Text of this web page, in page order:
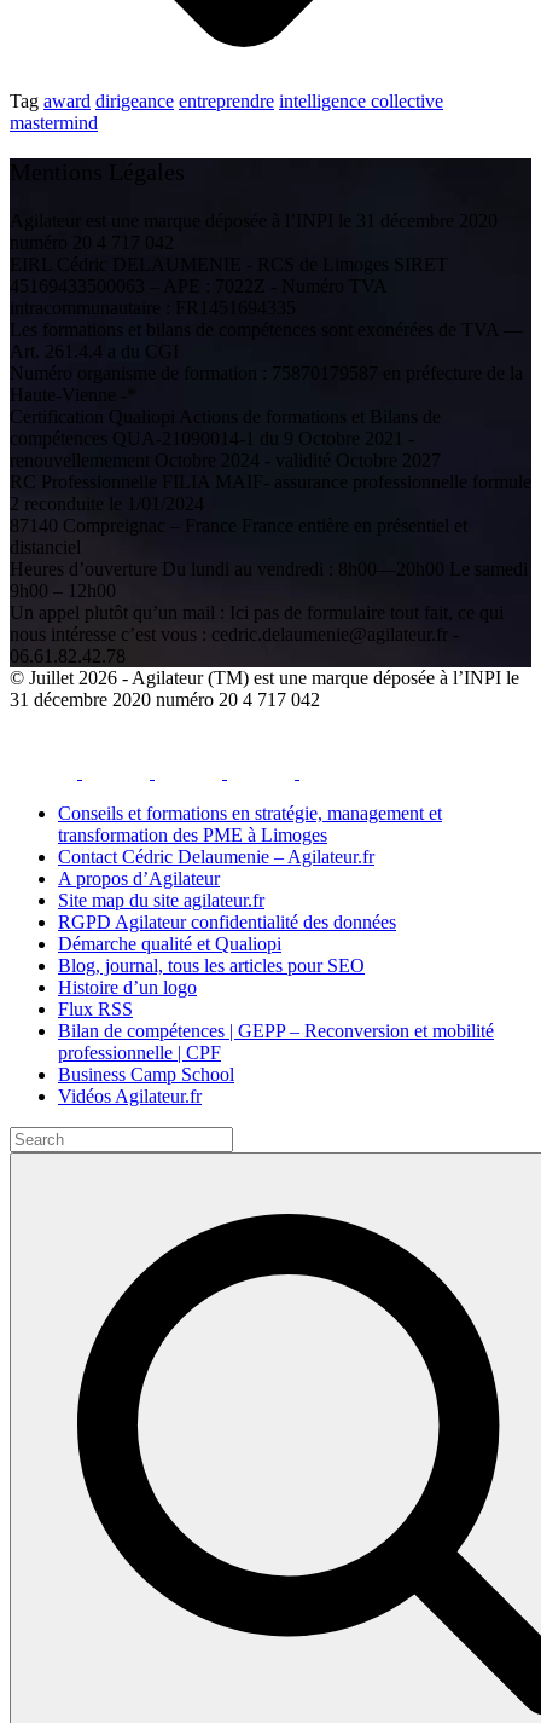
Tag award dirigeance entreprendre intelligence collective
mastermind
Mentions Légales
Agilateur est une marque déposée à l’INPI le 31 décembre 2020
numéro 20 4 717 042
EIRL Cédric DELAUMENIE - RCS de Limoges SIRET
45169433500063 – APE : 7022Z - Numéro TVA
intracommunautaire : FR1451694335
Les formations et bilans de compétences sont exonérées de TVA —
Art. 261.4.4 a du CGI
Numéro organisme de formation : 75870179587 en préfecture de la
Haute-Vienne -*
Certification Qualiopi Actions de formations et Bilans de
compétences QUA-21090014-1 du 9 Octobre 2021 -
renouvellemement Octobre 2024 - validité Octobre 2027
RC Professionnelle FILIA MAIF- assurance professionnelle formule
2 reconduite le 1/01/2024
87140 Compreignac – France France entière en présentiel et
distanciel
Heures d’ouverture Du lundi au vendredi : 8h00—20h00 Le samedi
9h00 – 12h00
Un appel plutôt qu’un mail : Ici pas de formulaire tout fait, ce qui
nous intéresse c’est vous : cedric.delaumenie@agilateur.fr -
06.61.82.42.78
© Juillet 2026 - Agilateur (TM) est une marque déposée à l’INPI le
31 décembre 2020 numéro 20 4 717 042
Conseils et formations en stratégie, management et
transformation des PME à Limoges
Contact Cédric Delaumenie – Agilateur.fr
A propos d’Agilateur
Site map du site agilateur.fr
RGPD Agilateur confidentialité des données
Démarche qualité et Qualiopi
Blog, journal, tous les articles pour SEO
Histoire d’un logo
Flux RSS
Bilan de compétences | GEPP – Reconversion et mobilité
professionnelle | CPF
Business Camp School
Vidéos Agilateur.fr